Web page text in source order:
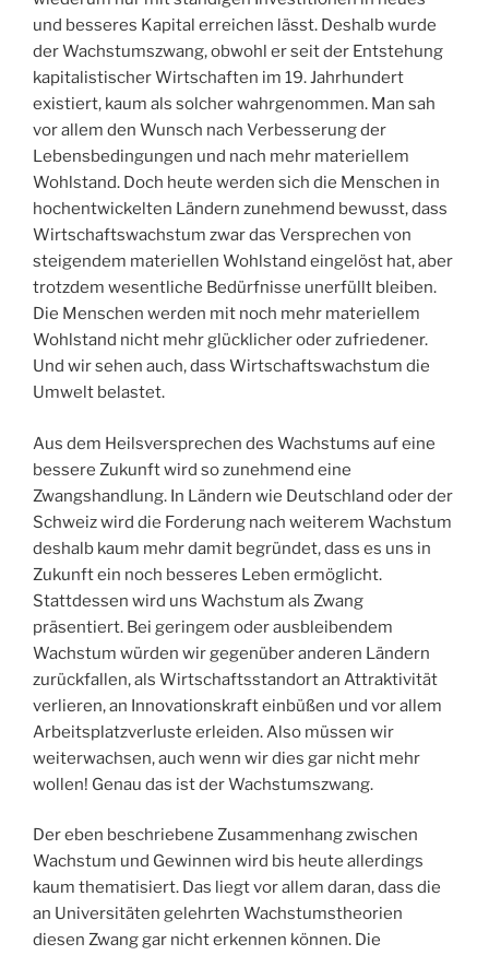
und besseres Kapital erreichen lässt. Deshalb wurde
der Wachstumszwang, obwohl er seit der Entstehung
kapitalistischer Wirtschaften im 19. Jahrhundert
existiert, kaum als solcher wahrgenommen. Man sah
vor allem den Wunsch nach Verbesserung der
Lebensbedingungen und nach mehr materiellem
Wohlstand. Doch heute werden sich die Menschen in
hochentwickelten Ländern zunehmend bewusst, dass
Wirtschaftswachstum zwar das Versprechen von
steigendem materiellen Wohlstand eingelöst hat, aber
trotzdem wesentliche Bedürfnisse unerfüllt bleiben.
Die Menschen werden mit noch mehr materiellem
Wohlstand nicht mehr glücklicher oder zufriedener.
Und wir sehen auch, dass Wirtschaftswachstum die
Umwelt belastet.
Aus dem Heilsversprechen des Wachstums auf eine
bessere Zukunft wird so zunehmend eine
Zwangshandlung. In Ländern wie Deutschland oder der
Schweiz wird die Forderung nach weiterem Wachstum
deshalb kaum mehr damit begründet, dass es uns in
Zukunft ein noch besseres Leben ermöglicht.
Stattdessen wird uns Wachstum als Zwang
präsentiert. Bei geringem oder ausbleibendem
Wachstum würden wir gegenüber anderen Ländern
zurückfallen, als Wirtschaftsstandort an Attraktivität
verlieren, an Innovationskraft einbüßen und vor allem
Arbeitsplatzverluste erleiden. Also müssen wir
weiterwachsen, auch wenn wir dies gar nicht mehr
wollen! Genau das ist der Wachstumszwang.
Der eben beschriebene Zusammenhang zwischen
Wachstum und Gewinnen wird bis heute allerdings
kaum thematisiert. Das liegt vor allem daran, dass die
an Universitäten gelehrten Wachstumstheorien
diesen Zwang gar nicht erkennen können. Die